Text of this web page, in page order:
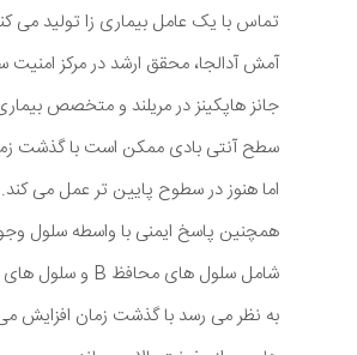
تماس با یک عامل بیماری زا تولید می
آمش آدالجا، محقق ارشد در مرکز امنیت
جانز هاپکینز در مریلند و متخصص
سطح آنتی بادی ممکن است با گذشت
اما هنوز در سطوح پایین تر عمل می کند.
همچنین پاسخ ایمنی با واسطه سلول
به نظر می رسد با گذشت زمان افزایش